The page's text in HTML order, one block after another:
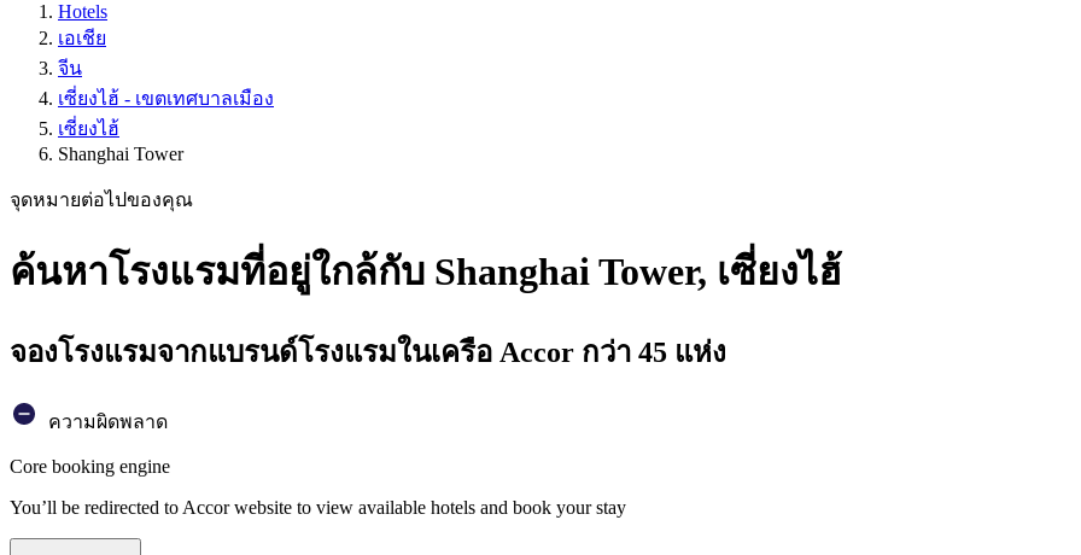
Hotels
เอเชีย
จีน
เซี่ยงไฮ้ - เขตเทศบาลเมือง
เซี่ยงไฮ้
Shanghai Tower
จุดหมายต่อไปของคุณ
ค้นหาโรงแรมที่อยู่ใกล้กับ Shanghai Tower, เซี่ยงไฮ้
จองโรงแรมจากแบรนด์โรงแรมในเครือ Accor กว่า 45 แห่ง
ความผิดพลาด
Core booking engine
You’ll be redirected to Accor website to view available hotels and book your stay